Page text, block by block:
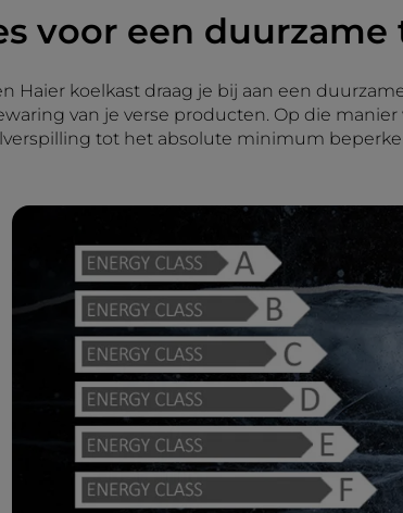
voor een
Haier koelkast draag je bij aan een
van je verse producten. Op die
tot het absolute minimum